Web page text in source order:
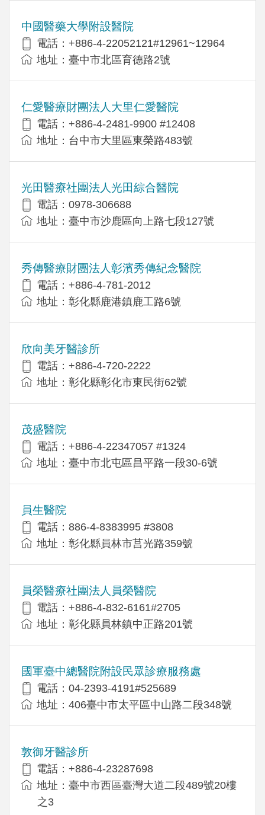
中國醫藥大學附設醫院
電話：+886-4-22052121#12961~12964
地址：臺中市北區育德路2號
仁愛醫療財團法人大里仁愛醫院
電話：+886-4-2481-9900 #12408
地址：台中市大里區東榮路483號
光田醫療社團法人光田綜合醫院
電話：0978-306688
地址：臺中市沙鹿區向上路七段127號
秀傳醫療財團法人彰濱秀傳紀念醫院
電話：+886-4-781-2012
地址：彰化縣鹿港鎮鹿工路6號
欣向美牙醫診所
電話：+886-4-720-2222
地址：彰化縣彰化市東民街62號
茂盛醫院
電話：+886-4-22347057 #1324
地址：臺中市北屯區昌平路一段30-6號
員生醫院
電話：886-4-8383995 #3808
地址：彰化縣員林市莒光路359號
員榮醫療社團法人員榮醫院
電話：+886-4-832-6161#2705
地址：彰化縣員林鎮中正路201號
國軍臺中總醫院附設民眾診療服務處
電話：04-2393-4191#525689
地址：406臺中市太平區中山路二段348號
敦御牙醫診所
電話：+886-4-23287698
地址：臺中市西區臺灣大道二段489號20樓
之3